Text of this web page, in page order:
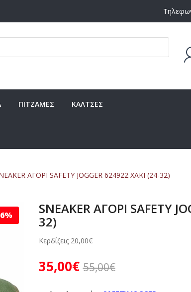
ΠΙΤΖΑΜΕΣ ΚΑΛΤΣΕΣ
ΑΓΟΡΙ SAFETY JOGGER 624922 ΧΑΚΙ (24-32)
SNEAKER ΑΓΟΡΙ SAFETY
32)
Κερδίζεις 20,00€
55,00€
35,00€